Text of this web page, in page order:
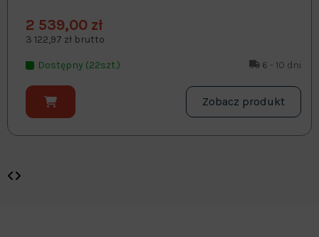
2 539,00 zł
3 122,97 zł brutto
Dostępny (22szt.) 6 - 10 dni
Zobacz produkt